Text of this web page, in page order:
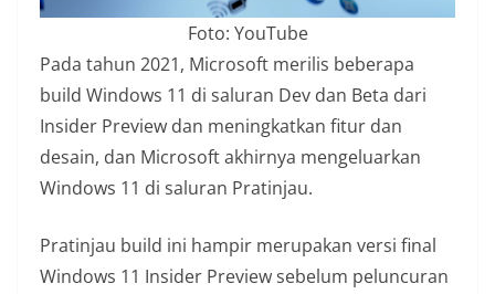
Foto: YouTube
Pada tahun 2021, Microsoft merilis beberapa
build Windows 11 di saluran Dev dan Beta dari
Insider Preview dan meningkatkan fitur dan
desain, dan Microsoft akhirnya mengeluarkan
Windows 11 di saluran Pratinjau.
Pratinjau build ini hampir merupakan versi final
Windows 11 Insider Preview sebelum peluncuran